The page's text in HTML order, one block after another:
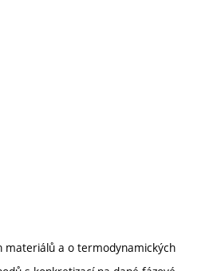
materiálů a o termodynamických